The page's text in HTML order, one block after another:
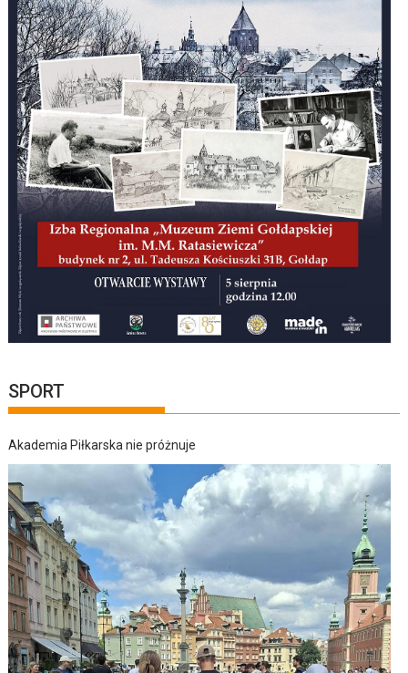
SPORT
Akademia Piłkarska nie próżnuje